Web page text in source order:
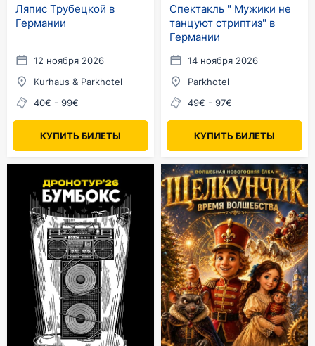
Ляпис Трубецкой в
Германии
12 ноября 2026
Kurhaus & Parkhotel
40€ - 99€
КУПИТЬ БИЛЕТЫ
Спектакль " Мужики не
танцуют стриптиз" в
Германии
14 ноября 2026
Parkhotel
49€ - 97€
КУПИТЬ БИЛЕТЫ